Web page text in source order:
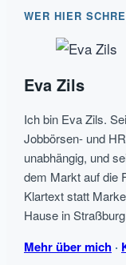
WER HIER
Eva Zils
Ich bin Eva Zils.
Jobbörsen- und
unabhängig, und
dem Markt auf die
Klartext statt
Hause in
Mehr über mich ·